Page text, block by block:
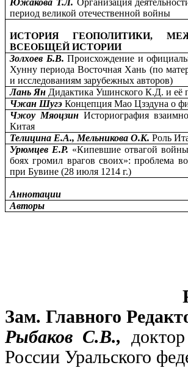
Южакова Т.Л. Организация
период великой отечественной войны
ИСТОРИЯ ГЕОПОЛИТИКИ,
ВСЕОБЩЕЙ ИСТОРИИ
Золхоев Б.В.Происхождение и
Хунну периода Восточная Хань (по
и исследованиям зарубежных авторов)
Лань Ян Дидактика Ушинского К.Д. и её
Чжан ШугэКонцепция Мао Цзэдуна о
Чжоу МяоцзинИсториография
Китая
Телицина Е.А., Мельникова О.К.Роль
Урюмцев Е.Р. «Кипевшие отвагой
боях громил врагов своих»: проблема
при Бувине (28 июля 1214 г.)
Аннотации
Авторы
Зам. Главного
Рыбаков С.В.,
России Уральского